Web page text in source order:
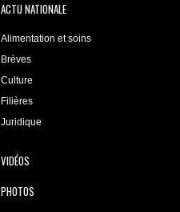
ACTU NATIONALE
Alimentation et soins
Brèves
Culture
Filières
Juridique
VIDÉOS
PHOTOS